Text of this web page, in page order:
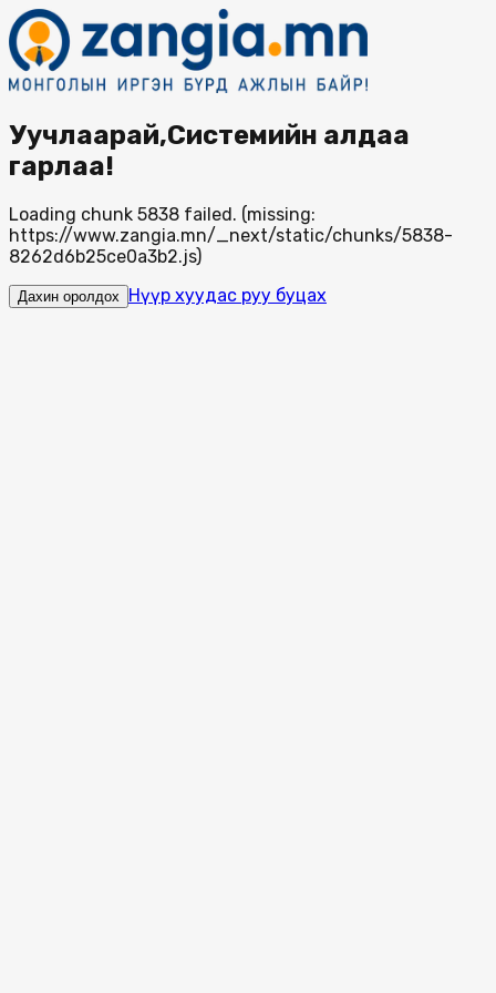
Уучлаарай,Системийн алдаа
гарлаа!
Loading chunk 5838 failed. (missing:
https://www.zangia.mn/_next/static/chunks/5838-
8262d6b25ce0a3b2.js)
Дахин оролдох Нүүр хуудас руу буцах